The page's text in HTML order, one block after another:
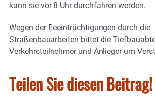
kann sie vor 8 Uhr durchfahren werden.
Wegen der Beeinträchtigungen durch die
Straßenbauarbeiten bittet die
Verkehrsteilnehmer und Anlieger um
Teilen Sie diesen Beitrag!